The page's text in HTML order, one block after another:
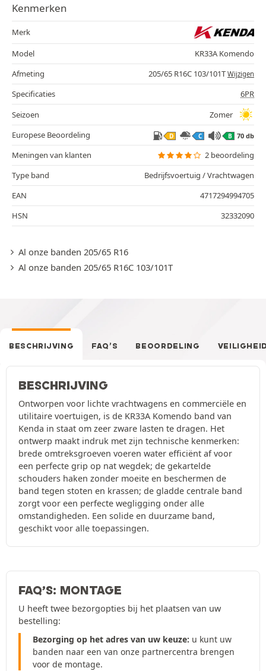
Kenmerken
Merk
Model
KR33A Komendo
Afmeting
205/65 R16C 103/101T Wijzigen
Specificaties
6PR
Seizoen
Zomer
Europese Beoordeling
D C B 70 db
Meningen van klanten
2 beoordeling
Type band
Bedrijfsvoertuig / Vrachtwagen
EAN
4717294994705
HSN
32332090
Al onze banden 205/65 R16
Al onze banden 205/65 R16C 103/101T
BESCHRIJVING FAQ’S BEOORDELING
BESCHRIJVING
Ontworpen voor lichte vrachtwagens en commerciële en
utilitaire voertuigen, is de KR33A Komendo band van
Kenda in staat om zeer zware lasten te dragen. Het
ontwerp maakt indruk met zijn technische kenmerken:
brede omtreksgroeven voeren water efficiënt af voor
een perfecte grip op nat wegdek; de gekartelde
schouders haken zonder moeite en beschermen de
band tegen stoten en krassen; de gladde centrale band
zorgt voor een perfecte wegligging onder alle
omstandigheden. Een solide en duurzame band,
geschikt voor alle toepassingen.
FAQ’S: MONTAGE
U heeft twee bezorgopties bij het plaatsen van uw
bestelling:
Bezorging op het adres van uw keuze: u kunt uw
banden naar een van onze partnercentra brengen
voor de montage.